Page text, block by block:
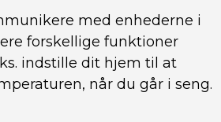
med enhederne i
forskellige funktioner
indstille dit hjem til at
når du går i seng.